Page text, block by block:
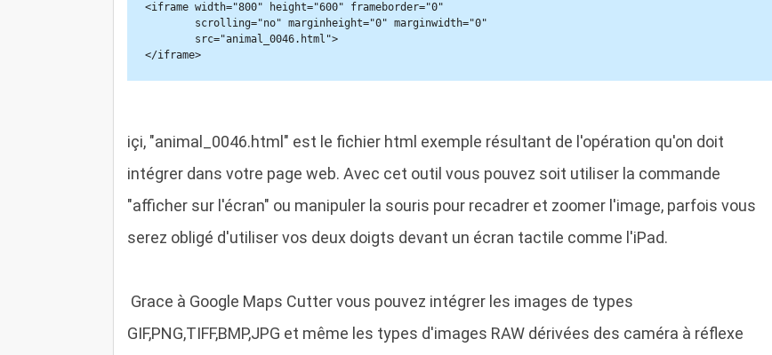
<iframe width="800" height="600" frameborder="0"
</iframe>
içi, "animal_0046.html" est le fichier html exemple résultant de l'opération qu'on doit
intégrer dans votre page web. Avec cet outil vous pouvez soit utiliser la commande
"afficher sur l'écran" ou manipuler la souris pour recadrer et zoomer l'image, parfois vous
serez obligé d'utiliser vos deux doigts devant un écran tactile comme l'iPad.
Grace à Google Maps Cutter vous pouvez intégrer les images de types
GIF,PNG,TIFF,BMP,JPG et même les types d'images RAW dérivées des caméra à réflexe